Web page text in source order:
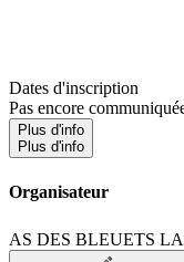
Dates d'inscription
Pas encore
Plus d'info
Plus d'info
Organisateur
AS DES BLEUETS